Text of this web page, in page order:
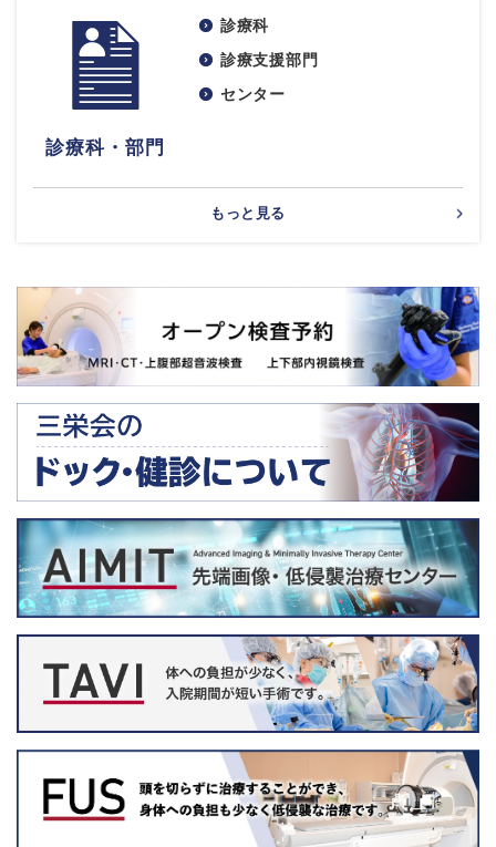
診療科・部門
診療科
診療支援部門
センター
もっと見る